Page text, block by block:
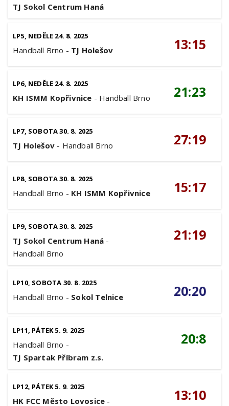
TJ Sokol Centrum Haná
LP5, NEDĚLE 24. 8. 2025
Handball Brno - TJ Holešov 13:15
LP6, NEDĚLE 24. 8. 2025
KH ISMM Kopřivnice - Handball Brno 21:23
LP7, SOBOTA 30. 8. 2025
TJ Holešov - Handball Brno 27:19
LP8, SOBOTA 30. 8. 2025
Handball Brno - KH ISMM Kopřivnice 15:17
LP9, SOBOTA 30. 8. 2025
TJ Sokol Centrum Haná -
Handball Brno
21:19
LP10, SOBOTA 30. 8. 2025
Handball Brno - Sokol Telnice 20:20
LP11, PÁTEK 5. 9. 2025
Handball Brno -
TJ Spartak Příbram z.s.
20:8
LP12, PÁTEK 5. 9. 2025
HK FCC Město Lovosice -
13:10